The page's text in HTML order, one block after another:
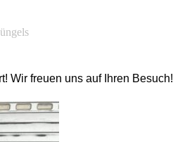
Wir freuen uns auf Ihren Besuch!